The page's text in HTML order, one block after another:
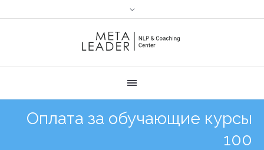
Оплата за обучающие курсы
100